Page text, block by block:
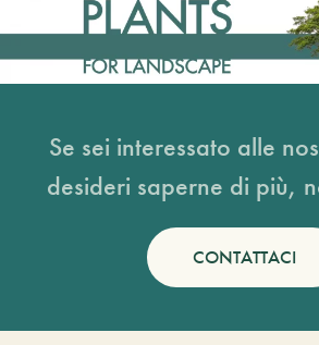
Se sei interessato alle
desideri saperne di più,
CONTATTACI